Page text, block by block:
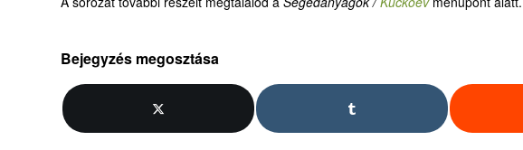
Bejegyzés megosztása